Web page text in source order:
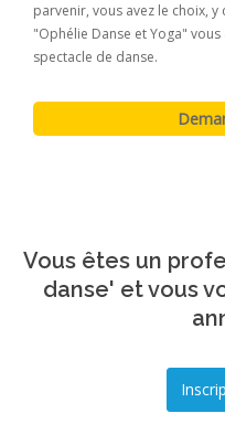
parvenir, vous avez le choix,
"Ophélie Danse et Yoga"
spectacle de danse.
Vous êtes un
danse' et vous